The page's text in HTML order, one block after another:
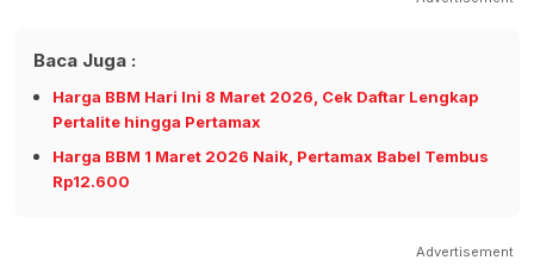
Baca Juga :
Harga BBM Hari Ini 8 Maret 2026, Cek Daftar Lengkap
Pertalite hingga Pertamax
Harga BBM 1 Maret 2026 Naik, Pertamax Babel Tembus
Rp12.600
Advertisement